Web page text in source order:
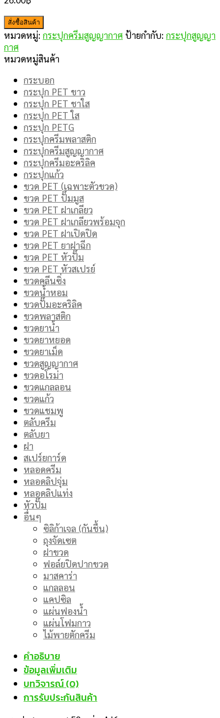
สั่งซื้อสินค้า
หมวดหมู่: กระปุกครีมสูญญากาศ ป้ายกำกับ: กระปุกสูญญา
กาศ
หมวดหมู่สินค้า
กระบอก
กระปุก PET ขาว
กระปุก PET ชาใส
กระปุก PET ใส
กระปุก PETG
กระปุกครีมพลาสติก
กระปุกครีมสูญญากาศ
กระปุกครีมอะคริลิค
กระปุกแก้ว
ขวด PET (เฉพาะตัวขวด)
ขวด PET ปั๊มมูส
ขวด PET ฝาเกลียว
ขวด PET ฝาเกลียวพร้อมจุก
ขวด PET ฝาเปิดปิด
ขวด PET ยาฝาฉีก
ขวด PET หัวปั๊ม
ขวด PET หัวสเปรย์
ขวดคลีนซิ่ง
ขวดน้ำหอม
ขวดปั๊มอะคริลิค
ขวดพลาสติก
ขวดยาน้ำ
ขวดยาหยอด
ขวดยาเม็ด
ขวดสูญญากาศ
ขวดอโรม่า
ขวดแกลลอน
ขวดแก้ว
ขวดแชมพู
ตลับครีม
ตลับยา
ฝา
สเปร์ยการ์ด
หลอดครีม
หลอดลิปจุ่ม
หลอดลิปแท่ง
หัวปั๊ม
อื่นๆ
ซิลิก้าเจล (กันชื้น)
ถุงจัดเซต
ฝาขวด
ฟอล์ยปิดปากขวด
มาสคาร่า
แกลลอน
แคปซิล
แผ่นฟองน้ำ
แผ่นโฟมกาว
ไม้พายตักครีม
คำอธิบาย
ข้อมูลเพิ่มเติม
บทวิจารณ์ (0)
การรับประกันสินค้า